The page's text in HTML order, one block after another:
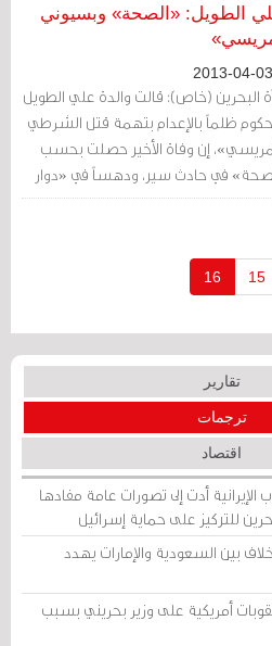
للعمل في مستشفى السلمانية في
نفسه.
الطويل: «الصحة» وبسيوني
البحرين (خاص): قالت والدة علي الطويل
ظلماً بالإعدام بتهمة قتل الشرطي
إن وفاة الأخير حصلت بحسب
في حادث سير، ودهساً في «دوار
وفقا لبسيوني.
15
16
تقارير
ترجمات
اقتصاد
الإيرانية أدت إلى تصورات عامة مفادها
للتركيز على حماية إسرائيل
بين السعودية والإمارات يهدد
أمريكية على وزير بحريني بسبب